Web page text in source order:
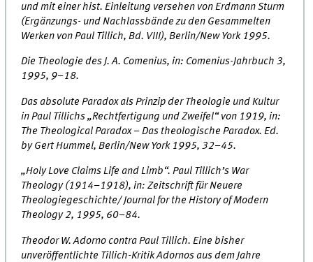
und mit einer hist. Einleitung versehen von Erdmann Sturm
(Ergänzungs- und Nachlassbände zu den Gesammelten
Werken von Paul Tillich, Bd. VIII), Berlin/New York 1995.
Die Theologie des J. A. Comenius, in: Comenius-Jahrbuch 3,
1995, 9–18.
Das absolute Paradox als Prinzip der Theologie und Kultur
in Paul Tillichs „Rechtfertigung und Zweifel“ von 1919, in:
The Theological Paradox – Das theologische Paradox. Ed.
by Gert Hummel, Berlin/New York 1995, 32–45.
„Holy Love Claims Life and Limb“. Paul Tillich’s War
Theology (1914–1918), in: Zeitschrift für Neuere
Theologiegeschichte/ Journal for the History of Modern
Theology 2, 1995, 60–84.
Theodor W. Adorno contra Paul Tillich. Eine bisher
unveröffentlichte Tillich-Kritik Adornos aus dem Jahre